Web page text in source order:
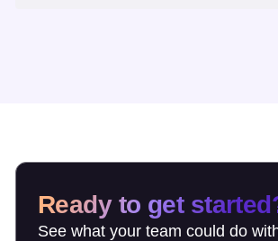
Ready to get
See what your team could do